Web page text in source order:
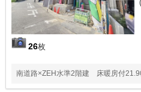
26枚
南道路×ZEH水準2階建 床暖房付